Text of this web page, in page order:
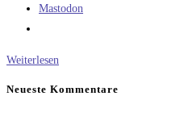
Mastodon
Weiterlesen
Neueste Kommentare